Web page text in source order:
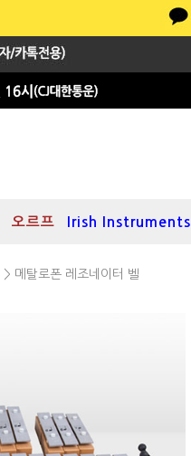
오르프 Irish Instruments
> 메탈로폰 레조네이터 벨